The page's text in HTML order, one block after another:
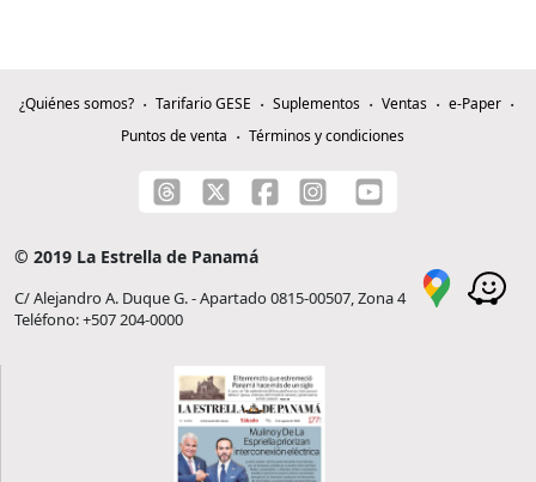
¿Quiénes somos? Tarifario GESE Suplementos Ventas
e-Paper
Puntos de venta
Términos y condiciones
© 2019 La Estrella de Panamá
C/ Alejandro A. Duque G. - Apartado 0815-00507, Zona 4
Teléfono: +507 204-0000